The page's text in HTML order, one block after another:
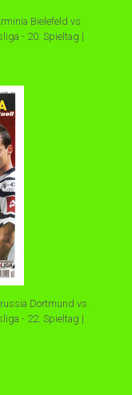
Bielefeld vs.
- 20. Spieltag |
Dortmund vs.
- 22. Spieltag |